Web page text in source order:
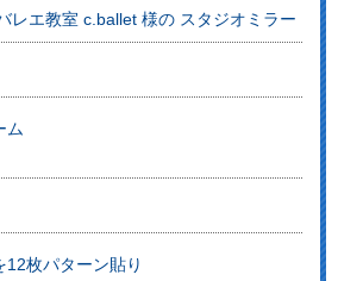
レエ教室 c.ballet 様の スタジオミラー
ム
12枚パターン貼り